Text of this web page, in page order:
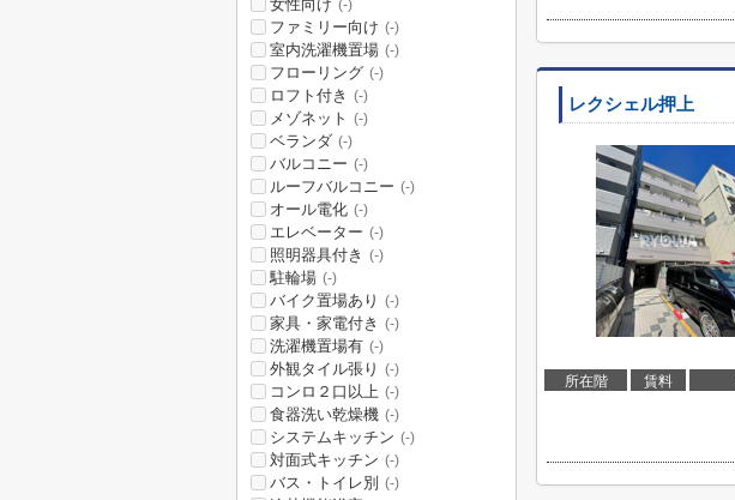
レクシェル押上
所在階 賃料
女性向け (-)
ファミリー向け (-)
室内洗濯機置場 (-)
フローリング (-)
ロフト付き (-)
メゾネット (-)
ベランダ (-)
バルコニー (-)
ルーフバルコニー (-)
オール電化 (-)
エレベーター (-)
照明器具付き (-)
駐輪場 (-)
バイク置場あり (-)
家具・家電付き (-)
洗濯機置場有 (-)
外観タイル張り (-)
コンロ２口以上 (-)
食器洗い乾燥機 (-)
システムキッチン (-)
対面式キッチン (-)
バス・トイレ別 (-)